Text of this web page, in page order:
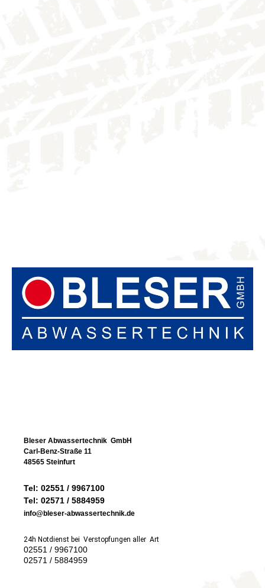
Bleser Abwassertechnik GmbH
Carl-Benz-Straße 11
48565 Steinfurt
Tel: 02551 / 9967100
Tel: 02571 / 5884959
info@bleser-abwassertechnik.de
24h Notdienst bei Verstopfungen aller Art
02551 / 9967100
02571 / 5884959